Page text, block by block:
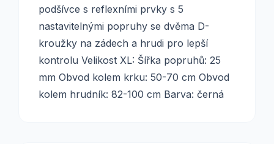
podšívce s reflexními prvky s 5
nastavitelnými popruhy se dvěma D-
kroužky na zádech a hrudi pro lepší
kontrolu Velikost XL: Šířka popruhů: 25
mm Obvod kolem krku: 50-70 cm Obvod
kolem hrudník: 82-100 cm Barva: černá